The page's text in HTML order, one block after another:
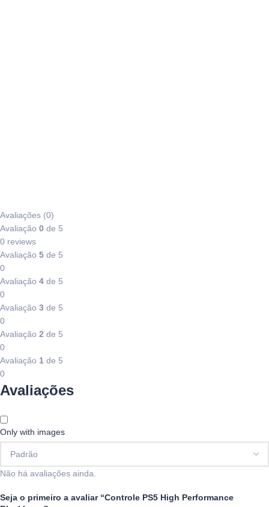
Avaliações (0)
Avaliação 0 de 5
0 reviews
Avaliação 5 de 5
0
Avaliação 4 de 5
0
Avaliação 3 de 5
0
Avaliação 2 de 5
0
Avaliação 1 de 5
0
Avaliações
Only with images
Não há avaliações ainda.
Seja o primeiro a avaliar “Controle PS5 High Performance